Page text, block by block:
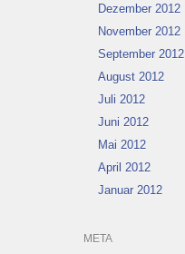
Dezember 2012
November 2012
September 2012
August 2012
Juli 2012
Juni 2012
Mai 2012
April 2012
Januar 2012
META